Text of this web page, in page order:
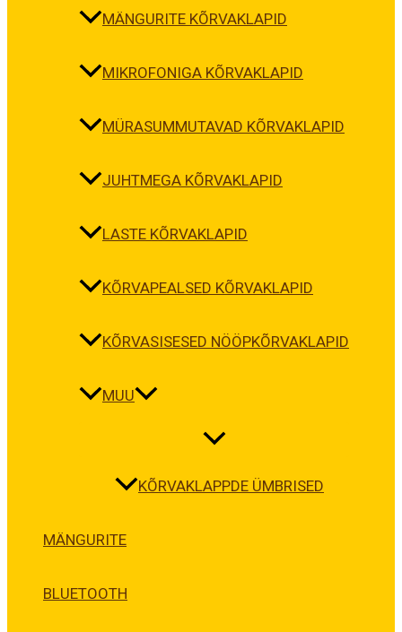
MÄNGURITE KÕRVAKLAPID
MIKROFONIGA KÕRVAKLAPID
MÜRASUMMUTAVAD KÕRVAKLAPID
JUHTMEGA KÕRVAKLAPID
LASTE KÕRVAKLAPID
KÕRVAPEALSED KÕRVAKLAPID
KÕRVASISESED NÖÖPKÕRVAKLAPID
MUU
KÕRVAKLAPPDE ÜMBRISED
MÄNGURITE
BLUETOOTH